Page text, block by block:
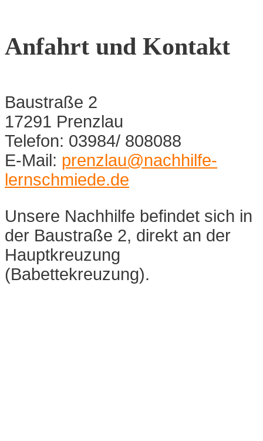
Anfahrt und Kontakt
Baustraße 2
17291 Prenzlau
Telefon: 03984/ 808088
E-Mail: prenzlau@nachhilfe-
lernschmiede.de
Unsere Nachhilfe befindet sich in
der Baustraße 2, direkt an der
Hauptkreuzung
(Babettekreuzung).